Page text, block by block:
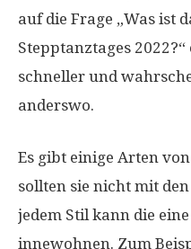
auf die Frage „Was ist
Stepptanztages
schneller und
anderswo.
Es gibt einige Arten
sollten sie nicht mit
jedem Stil kann die
innewohnen. Zum